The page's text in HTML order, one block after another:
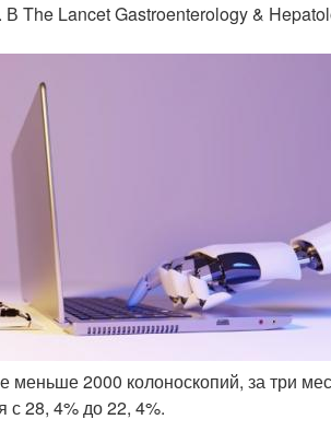
В The Lancet Gastroenterology &
2000 колоноскопий, за три
с 28, 4% до 22, 4%.